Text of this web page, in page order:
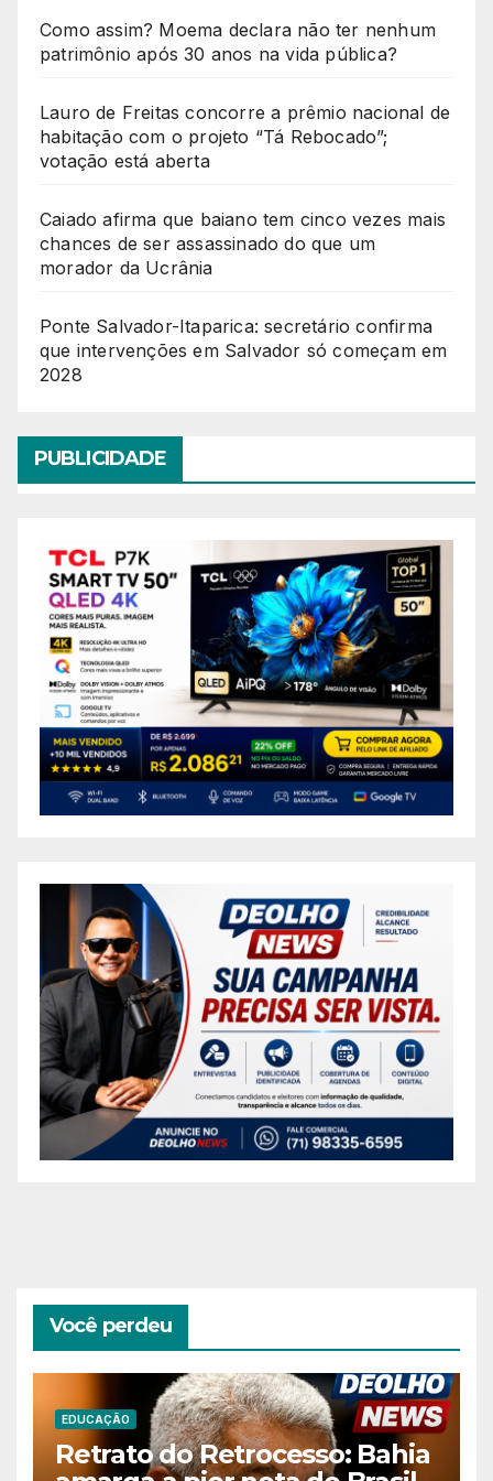
Como assim? Moema declara não ter nenhum
patrimônio após 30 anos na vida pública?
Lauro de Freitas concorre a prêmio nacional de
habitação com o projeto “Tá Rebocado”;
votação está aberta
Caiado afirma que baiano tem cinco vezes mais
chances de ser assassinado do que um
morador da Ucrânia
Ponte Salvador-Itaparica: secretário confirma
que intervenções em Salvador só começam em
2028
PUBLICIDADE
Você perdeu
EDUCAÇÃO
Retrato do Retrocesso: Bahia